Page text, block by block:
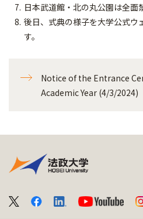
日本武道館・北の丸公園は全面
後日、式典の様子を大学公式ウ
す。
Notice of the Entrance
Academic Year (4/3/2024)